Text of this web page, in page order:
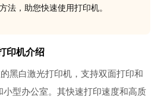
法，助您快速使用打印机。
印机介绍
黑白激光打印机，支持双面打印和
型办公室。其快速打印速度和高质